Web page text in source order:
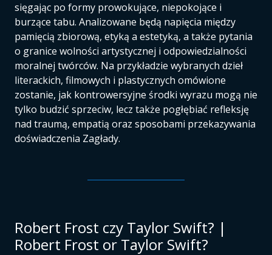
sięgając po formy prowokujące, niepokojące i
burzące tabu. Analizowane będą napięcia między
pamięcią zbiorową, etyką a estetyką, a także pytania
o granice wolności artystycznej i odpowiedzialności
moralnej twórców. Na przykładzie wybranych dzieł
literackich, filmowych i plastycznych omówione
zostanie, jak kontrowersyjne środki wyrazu mogą nie
tylko budzić sprzeciw, lecz także pogłębiać refleksję
nad traumą, empatią oraz sposobami przekazywania
doświadczenia Zagłady.
Robert Frost czy Taylor Swift? |
Robert Frost or Taylor Swift?